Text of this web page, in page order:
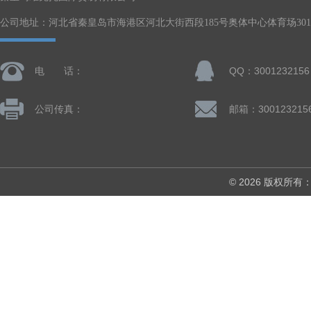
公司地址：河北省秦皇岛市海港区河北大街西段185号奥体中心体育场
电 话： QQ：3001232156
公司传真： 邮箱：
© 2026 版权所有